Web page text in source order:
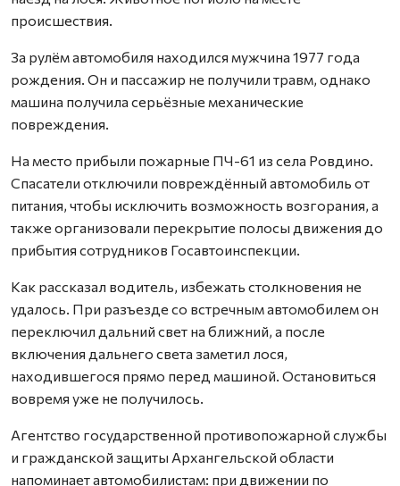
происшествия.
За рулём автомобиля находился мужчина 1977 года
рождения. Он и пассажир не получили травм, однако
машина получила серьёзные механические
повреждения.
На место прибыли пожарные ПЧ-61 из села Ровдино.
Спасатели отключили повреждённый автомобиль от
питания, чтобы исключить возможность возгорания, а
также организовали перекрытие полосы движения до
прибытия сотрудников Госавтоинспекции.
Как рассказал водитель, избежать столкновения не
удалось. При разъезде со встречным автомобилем он
переключил дальний свет на ближний, а после
включения дальнего света заметил лося,
находившегося прямо перед машиной. Остановиться
вовремя уже не получилось.
Агентство государственной противопожарной службы
и гражданской защиты Архангельской области
напоминает автомобилистам: при движении по